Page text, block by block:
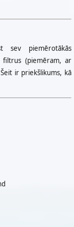
sev piemērotākās
filtrus (piemēram, ar
ir priekšlikums, kā